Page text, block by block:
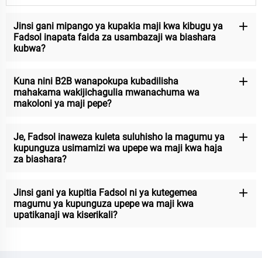
Jinsi gani mipango ya kupakia maji kwa kibugu ya
Fadsol inapata faida za usambazaji wa biashara
kubwa?
Kuna nini B2B wanapokupa kubadilisha
mahakama wakijichagulia mwanachuma wa
makoloni ya maji pepe?
Je, Fadsol inaweza kuleta suluhisho la magumu ya
kupunguza usimamizi wa upepe wa maji kwa haja
za biashara?
Jinsi gani ya kupitia Fadsol ni ya kutegemea
magumu ya kupunguza upepe wa maji kwa
upatikanaji wa kiserikali?